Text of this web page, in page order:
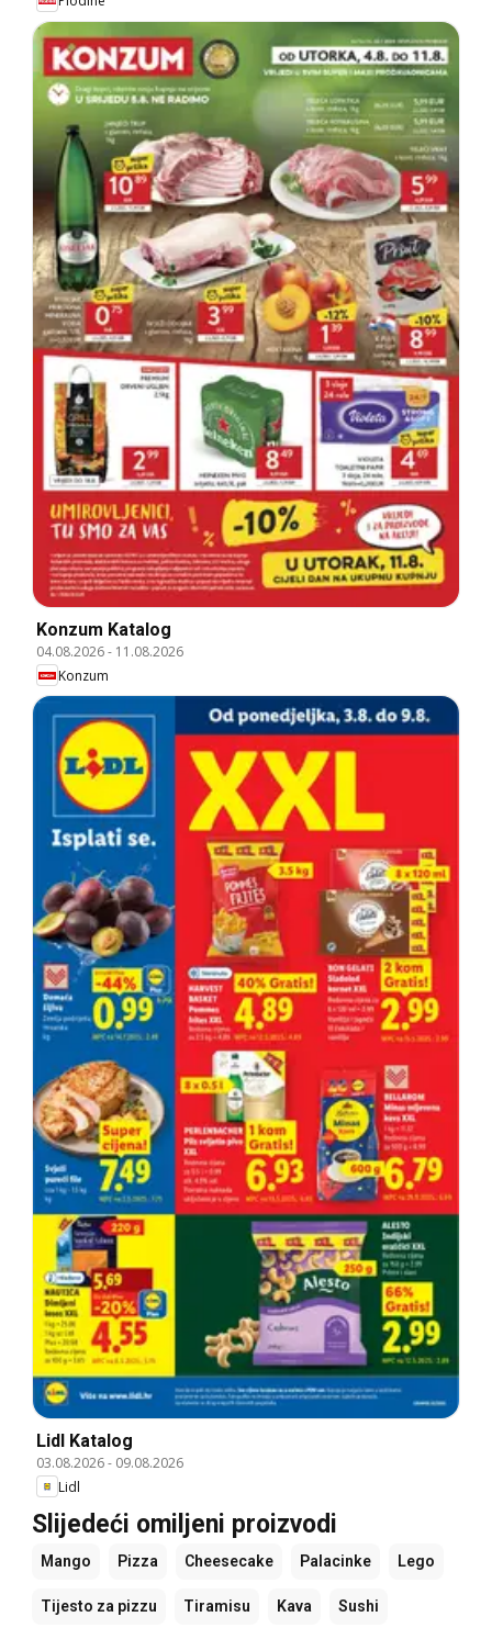
Konzum Katalog
04.08.2026- 11.08.2026
Konzum
Lidl Katalog
03.08.2026- 09.08.2026
Lidl
Slijedeći omiljeni proizvodi
Mango Pizza Cheesecake Palacinke Lego
Tijesto za pizzu Tiramisu Kava Sushi